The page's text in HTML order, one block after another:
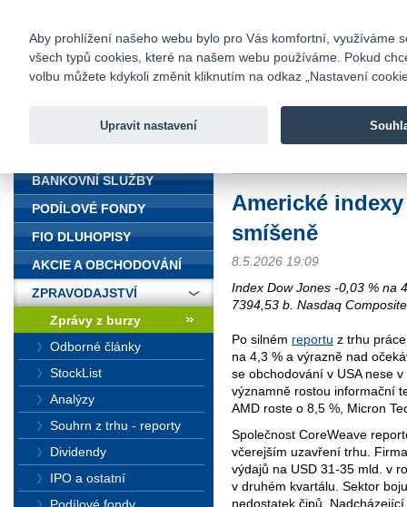
Fio banka
Fio banka
Americké
smíšeně
8.5.2026 19:09
Index Dow Jones -0,03 % na
7394,53 b. Nasdaq
Po silném reportu z trhu
na 4,3 % a výrazně nad
se obchodování v USA nese
významně rostou informační
AMD roste o 8,5 %, Micron
Společnost CoreWeave
včerejším uzavření trhu.
výdajů na USD 31-35 mld. v
v druhém kvartálu. Sektor
nedostatek čipů.
BANKOVNÍ SLUŽBY
PODÍLOVÉ FONDY
FIO DLUHOPISY
AKCIE A OBCHODOVÁNÍ
ZPRAVODAJSTVÍ
Zprávy z burzy
Odborné články
StockList
Analýzy
Souhrn z trhu - reporty
Dividendy
IPO a ostatní
Aby prohlížení našeho webu bylo pro Vás komfortní, využíváme
všech typů cookies, které na našem webu používáme. Pokud
volbu můžete kdykoli změnit kliknutím na odkaz „Nastavení
Upravit nastavení